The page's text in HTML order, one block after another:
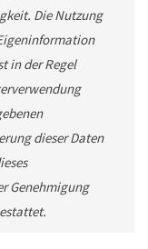
Die Nutzung
in der Regel
dieser Daten
Genehmigung